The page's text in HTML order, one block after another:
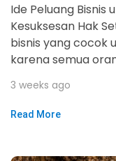
Ide Peluang Bisnis
Kesuksesan Hak
bisnis yang cocok
karena semua
3 weeks ago
Read More